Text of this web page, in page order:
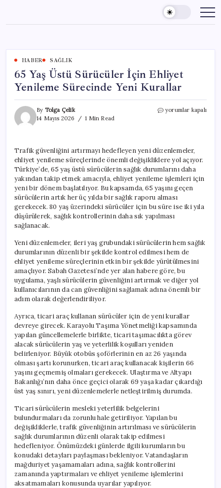
content
HABER SAĞLIK
65 Yaş Üstü Sürücüler İçin Ehliyet
Yenileme Sürecinde Yeni Kurallar
By Tolga Çelik
14 Mayıs 2026
1 Min Read
65
Ehliyet
Yenileme
Sürecinde
Yeni
Kurallar
için
yorumlar kapalı
Trafik güvenliğini artırmayı hedefleyen yeni düzenlemeler,
ehliyet yenileme süreçlerinde önemli değişikliklere yol açıyor.
Türkiye’de, 65 yaş üstü sürücülerin sağlık durumlarını daha
yakından takip etmek amacıyla, ehliyet yenileme işlemleri için
yeni bir dönem başlatılıyor. Bu kapsamda, 65 yaşını geçen
sürücülerin artık her üç yılda bir sağlık raporu alması
gerekecek. 80 yaş üzerindeki sürücüler için bu süre ise iki yıla
düşürülerek, sağlık kontrollerinin daha sık yapılması
sağlanacak.
Yeni düzenlemeler, ileri yaş grubundaki sürücülerin hem sağlık
durumlarının düzenli bir şekilde kontrol edilmesi hem de
ehliyet yenileme süreçlerinin etkin bir şekilde yürütülmesini
amaçlıyor. Sabah Gazetesi’nde yer alan habere göre, bu
uygulama, yaşlı sürücülerin güvenliğini artırmak ve diğer yol
kullanıcılarının da can güvenliğini sağlamak adına önemli bir
adım olarak değerlendiriliyor.
Ayrıca, ticari araç kullanan sürücüler için de yeni kurallar
devreye girecek. Karayolu Taşıma Yönetmeliği kapsamında
yapılan güncellemelerle birlikte, ticari taşımacılıkta görev
alacak sürücülerin yaş ve yeterlilik koşulları yeniden
belirleniyor. Büyük otobüs şoförlerinin en az 26 yaşında
olması şartı korunurken, ticari araç kullanacak kişilerin 66
yaşını geçmemiş olmaları gerekecek. Ulaştırma ve Altyapı
Bakanlığı’nın daha önce geçici olarak 69 yaşa kadar çıkardığı
üst yaş sınırı, yeni düzenlemelerle netleştirilmiş durumda.
Ticari sürücülerin mesleki yeterlilik belgelerini
bulundurmaları da zorunlu hale getiriliyor. Yapılan bu
değişikliklerle, trafik güvenliğinin artırılması ve sürücülerin
sağlık durumlarının düzenli olarak takip edilmesi
hedefleniyor. Önümüzdeki günlerde ilgili kurumların bu
konudaki detayları paylaşması bekleniyor. Vatandaşların
mağduriyet yaşamamaları adına, sağlık kontrollerini
zamanında yaptırmaları ve ehliyet yenileme işlemlerini
aksatmamaları konusunda uyarılar yapılıyor.